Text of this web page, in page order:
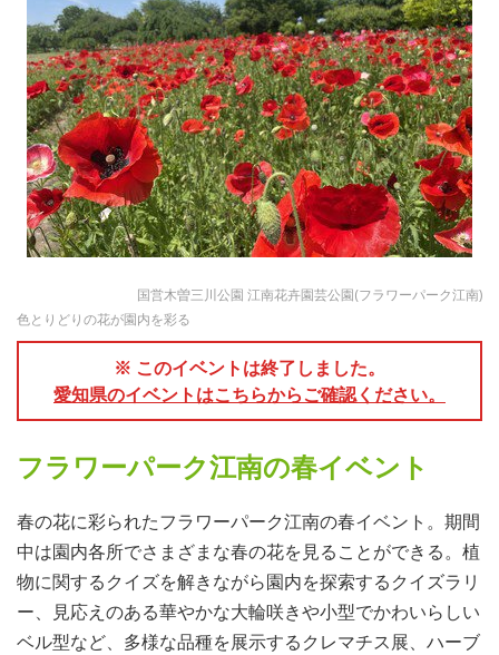
国営木曽三川公園 江南花卉園芸公園(フラワーパーク江南)
色とりどりの花が園内を彩る
※ このイベントは終了しました。
愛知県のイベントはこちらからご確認ください。
フラワーパーク江南の春イベント
春の花に彩られたフラワーパーク江南の春イベント。期間
中は園内各所でさまざまな春の花を見ることができる。植
物に関するクイズを解きながら園内を探索するクイズラリ
ー、見応えのある華やかな大輪咲きや小型でかわいらしい
ベル型など、多様な品種を展示するクレマチス展、ハーブ